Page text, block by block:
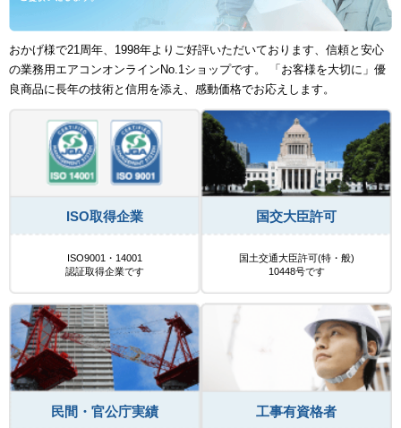
おかげ様で21周年、1998年よりご好評いただいております、信頼と安心
の業務用エアコンオンラインNo.1ショップです。 「お客様を大切に」優
良商品に長年の技術と信用を添え、感動価格でお応えします。
ISO取得企業
ISO9001・14001
認証取得企業です
国交大臣許可
国土交通大臣許可(特・般)
10448号です
民間・官公庁実績 工事有資格者